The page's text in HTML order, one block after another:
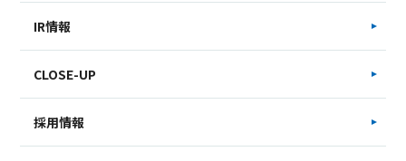
IR情報
CLOSE-UP
採用情報